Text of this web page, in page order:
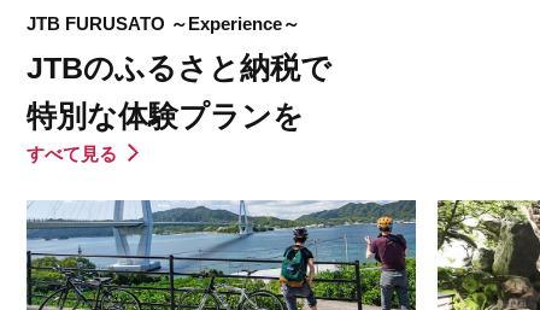
JTB FURUSATO ～Experience～
JTBのふるさと納税で
特別な体験プランを
すべて見る